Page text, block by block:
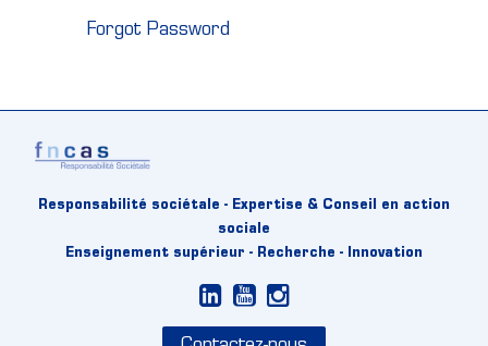
Forgot Password
Responsabilité sociétale - Expertise & Conseil en action
sociale
Enseignement supérieur - Recherche - Innovation